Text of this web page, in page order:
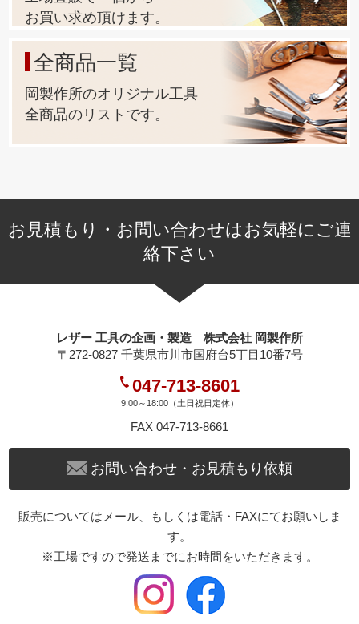
お買い求め頂けます。
全商品一覧
岡製作所のオリジナル工具
全商品のリストです。
お見積もり・お問い合わせはお気軽にご連
絡下さい
レザー 工具の企画・製造 株式会社 岡製作所
〒272-0827 千葉県市川市国府台5丁目10番7号
047-713-8601
9:00～18:00（土日祝日定休）
FAX 047-713-8661
お問い合わせ・お見積もり依頼
販売についてはメール、もしくは電話・FAXにてお願いしま
す。
※工場ですので発送までにお時間をいただきます。